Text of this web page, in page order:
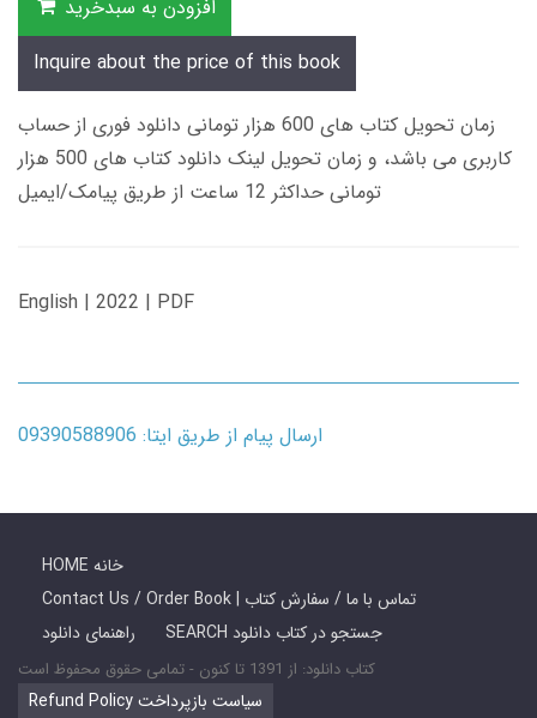
افزودن به سبدخرید
Inquire about the price of this book
زمان تحویل کتاب های 600 هزار تومانی دانلود فوری از حساب
کاربری می باشد، و زمان تحویل لینک دانلود کتاب های 500 هزار
تومانی حداکثر 12 ساعت از طریق پیامک/ایمیل
English | 2022 | PDF
ارسال پیام از طریق ایتا: 09390588906
HOME خانه
Contact Us / Order Book | تماس با ما / سفارش کتاب
راهنمای دانلود
SEARCH جستجو در کتاب دانلود
کتاب دانلود: از 1391 تا کنون - تمامی حقوق محفوظ است
Refund Policy سیاست بازپرداخت